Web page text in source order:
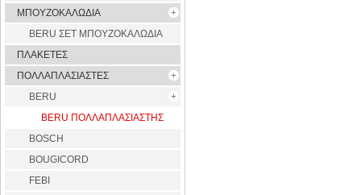
ΜΠΟΥΖΟΚΑΛΩΔΙΑ
BERU ΣΕΤ ΜΠΟΥΖΟΚΑΛΩΔΙΑ
ΠΛΑΚΕΤΕΣ
ΠΟΛΛΑΠΛΑΣΙΑΣΤΕΣ
BERU
BERU ΠΟΛΛΑΠΛΑΣΙΑΣΤΗΣ
BOSCH
BOUGICORD
FEBI